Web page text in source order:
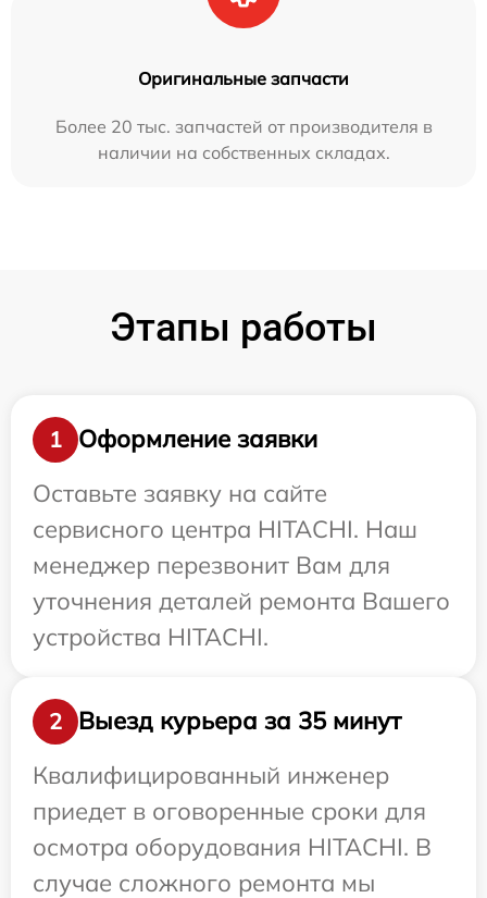
Оригинальные запчасти
Более 20 тыс. запчастей от производителя в
наличии на собственных складах.
Этапы работы
1
Оформление заявки
Оставьте заявку на сайте
сервисного центра HITACHI. Наш
менеджер перезвонит Вам для
уточнения деталей ремонта Вашего
устройства HITACHI.
2
Выезд курьера за 35 минут
Квалифицированный инженер
приедет в оговоренные сроки для
осмотра оборудования HITACHI. В
случае сложного ремонта мы